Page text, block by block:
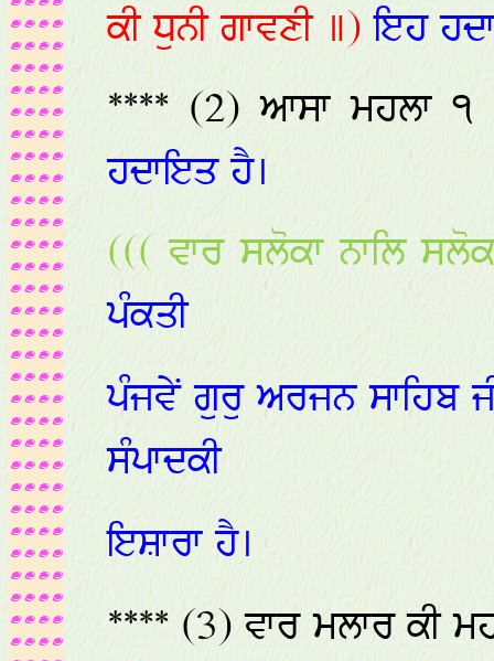
ਕੀ ਧੁਨੀ ਗਾਵਣੀ ॥)ਇਹ
**** (2) ਆਸਾ ਮਹਲਾ
ਹਦਾਇਤ ਹੈ।
((( ਵਾਰ ਸਲੋਕਾ ਨਾਲਿ
ਪੰਕਤੀ
ਪੰਜਵੇਂ ਗੁਰੁ ਅਰਜਨ
ਸੰਪਾਦਕੀ
ਇਸ਼ਾਰਾ ਹੈ।
**** (3) ਵਾਰ ਮਲਾਰ ਕੀ